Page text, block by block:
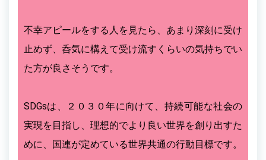
不幸アピールをする人を見たら、あまり深刻に受け
止めず、呑気に構えて受け流すくらいの気持ちでい
た方が良さそうです。
SDGsは、２０３０年に向けて、持続可能な社会の
実現を目指し、理想的でより良い世界を創り出すた
めに、国連が定めている世界共通の行動目標です。